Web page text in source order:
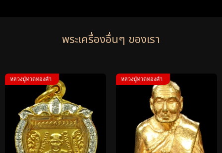
พระเครื่องอื่นๆ ของเรา
หลวงปู่ทวดทองคำ หลวงปู่ทวดทองคำ